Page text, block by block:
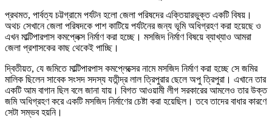
প্রথমত, পার্বত্য চট্টগ্রামে পর্যটন হলো জেলা পরিষদের এক্তিয়ারভুক্ত একটি বিষয়।
অথচ সেখানে জেলা পরিষদকে পাশ কাটিয়ে পর্যটনের জন্য ভূমি অধিগ্রহণ করা হয়েছে ও
এখন মাল্টিপারপাস কমপ্লেক্স নির্মাণ করা হচ্ছে। মসজিদ নির্মাণ বিষয়ে ব্যাখ্যাও আমরা
জেলা প্রশাসকের কাছ থেকেই পাচ্ছি।
দ্বিতীয়ত, যে জমিতে মাল্টিপারপাস কমপ্লেক্সের নামে মসজিদ নির্মাণ করা হচ্ছে সে জমির
মালিক ছিলেন সাবেক সংসদ সদস্য যতীন্দ্র লাল ত্রিপুরার ছেলে অপু ত্রিপুরা। এখানে তার
একটি আম বাগান ছিল বলে জানা যায়। বিগত আওয়ামী লীগ সরকারের আমলেও তার উক্ত
জমি অধিগ্রহণ করে একটি মসজিদ নির্মাণের চেষ্টা করা হয়েছিল। তবে তাদের বাধার কারণে
সেটা সম্ভব হয়নি।